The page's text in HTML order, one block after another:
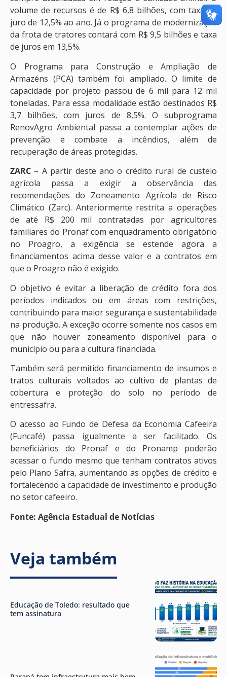
volume de recursos é de R$ 6,8 bilhões, com taxa de
juro de 12,5% ao ano. Já o programa de modernização
da frota de tratores contará com R$ 9,5 bilhões e taxa
de juros em 13,5%.
O Programa para Construção e Ampliação de
Armazéns (PCA) também foi ampliado. O limite de
capacidade por projeto passou de 6 mil para 12 mil
toneladas. Para essa modalidade estão destinados R$
3,7 bilhões, com juros de 8,5%. O subprograma
RenovAgro Ambiental passa a contemplar ações de
prevenção e combate a incêndios, além de
recuperação de áreas protegidas.
ZARC – A partir deste ano o crédito rural de custeio
agrícola passa a exigir a observância das
recomendações do Zoneamento Agrícola de Risco
Climático (Zarc). Anteriormente restrita a operações
de até R$ 200 mil contratadas por agricultores
familiares do Pronaf com enquadramento obrigatório
no Proagro, a exigência se estende agora a
financiamentos acima desse valor e a contratos em
que o Proagro não é exigido.
O objetivo é evitar a liberação de crédito fora dos
períodos indicados ou em áreas com restrições,
contribuindo para maior segurança e sustentabilidade
na produção. A exceção ocorre somente nos casos em
que não houver zoneamento disponível para o
município ou para a cultura financiada.
Também será permitido financiamento de insumos e
tratos culturais voltados ao cultivo de plantas de
cobertura e proteção do solo no período de
entressafra.
O acesso ao Fundo de Defesa da Economia Cafeeira
(Funcafé) passa igualmente a ser facilitado. Os
beneficiários do Pronaf e do Pronamp poderão
acessar o fundo mesmo que tenham contratos ativos
pelo Plano Safra, aumentando as opções de crédito e
fortalecendo a capacidade de investimento e produção
no setor cafeeiro.
Fonte: Agência Estadual de Notícias
Veja também
Educação de Toledo: resultado que
tem assinatura